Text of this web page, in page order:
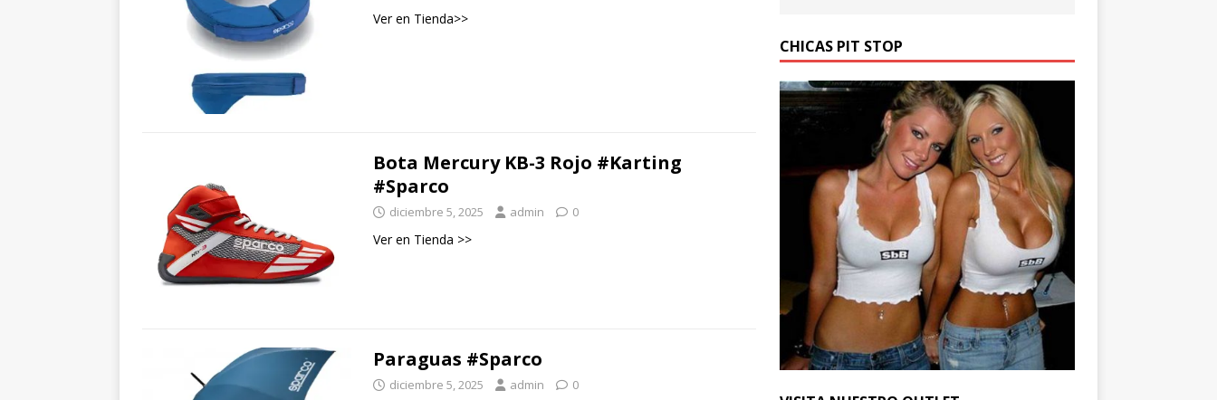
Ver en Tienda>>
Bota Mercury KB-3 Rojo #Karting
#Sparco
diciembre 5, 2025 admin 0
Ver en Tienda >>
Paraguas #Sparco
diciembre 5, 2025 admin 0
CHICAS PIT STOP